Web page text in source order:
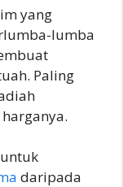
yang
lumba
Paling
daripada